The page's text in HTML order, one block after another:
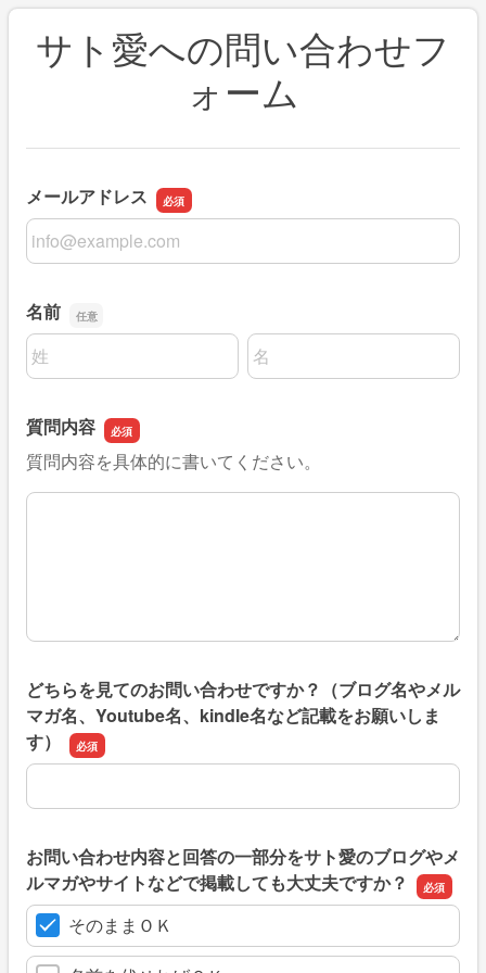
サト愛への問い合わせフ
ォーム
メールアドレス
メールアドレス
名前
名前の姓
名前の名
質問内容
質問内容を具体的に書いてください。
質問内容
どちらを見てのお問い合わせですか？（ブログ名やメル
マガ名、Youtube名、kindle名など記載をお願いしま
す）
どちらを見てのお問い合わせですか？（ブログ名やメル
お問い合わせ内容と回答の一部分をサト愛のブログやメ
ルマガやサイトなどで掲載しても大丈夫ですか？
そのままＯＫ